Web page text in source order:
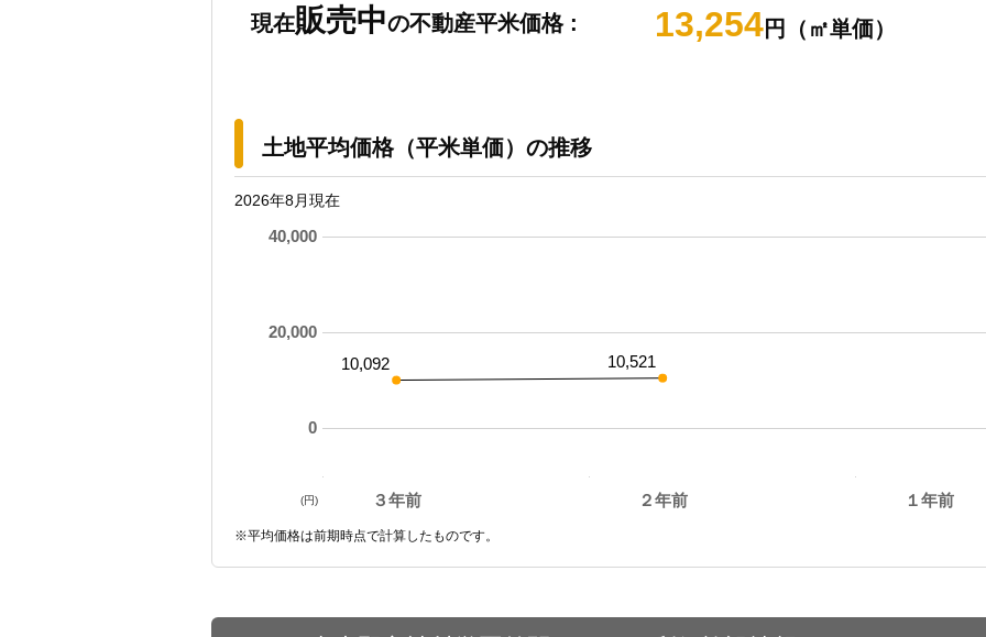
現在販売中の不動産平米価格 : 13,254円（㎡単価）
土地平均価格（平米単価）の推移
2026年8月現在
３年前 ２年前 １年前
0
20,000
40,000
10,092 10,521
(円)
※平均価格は前期時点で計算したものです。